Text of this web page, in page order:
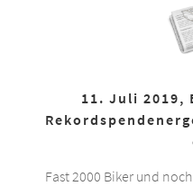
11. Juli 2019,
Fast 2000 Biker und